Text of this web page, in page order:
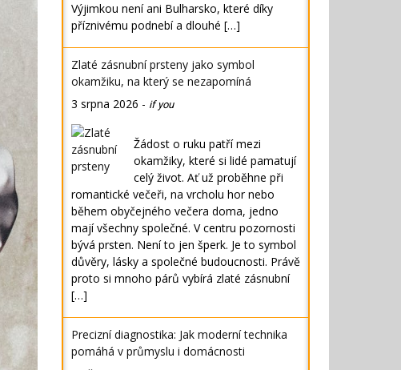
Výjimkou není ani Bulharsko, které díky
příznivému podnebí a dlouhé […]
Zlaté zásnubní prsteny jako symbol
okamžiku, na který se nezapomíná
3 srpna 2026 - if you
Žádost o ruku patří mezi
okamžiky, které si lidé pamatují
celý život. Ať už proběhne při
romantické večeři, na vrcholu hor nebo
během obyčejného večera doma, jedno
mají všechny společné. V centru pozornosti
bývá prsten. Není to jen šperk. Je to symbol
důvěry, lásky a společné budoucnosti. Právě
proto si mnoho párů vybírá zlaté zásnubní
[…]
Precizní diagnostika: Jak moderní technika
pomáhá v průmyslu i domácnosti